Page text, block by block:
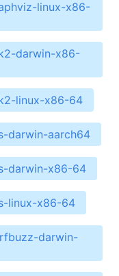
linux-x86-
darwin-x86-
linux-x86-64
darwin-aarch64
darwin-x86-64
linux-x86-64
darwin-